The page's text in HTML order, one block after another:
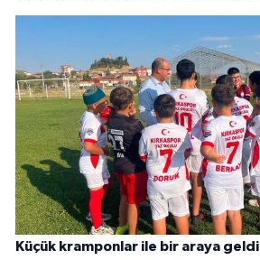
Küçük kramponlar ile bir araya geldi